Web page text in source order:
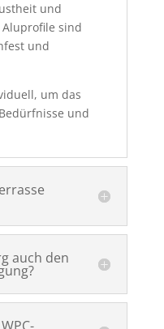
und
sind
und
um das
und
auch den